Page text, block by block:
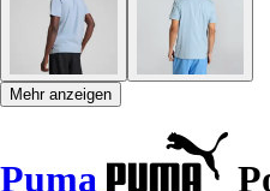
Mehr anzeigen
Puma